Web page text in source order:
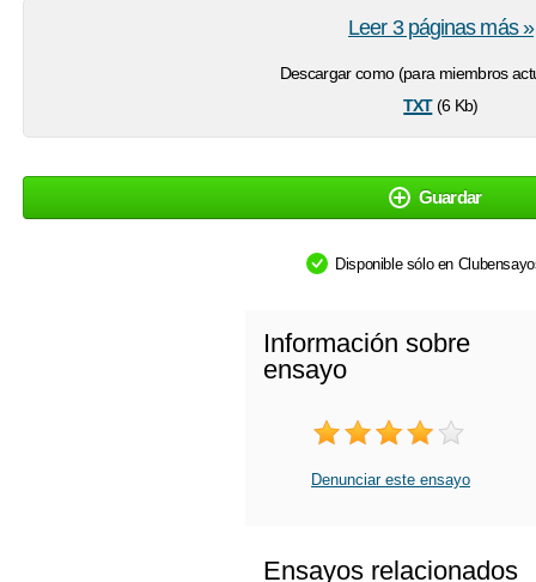
Descargar como (para miembros
txt(6 Kb)
Leer 3 páginas más »
Guardar
Disponible sólo en
Información sobre
ensayo
Denunciar este ensayo
Ensayos relacionados